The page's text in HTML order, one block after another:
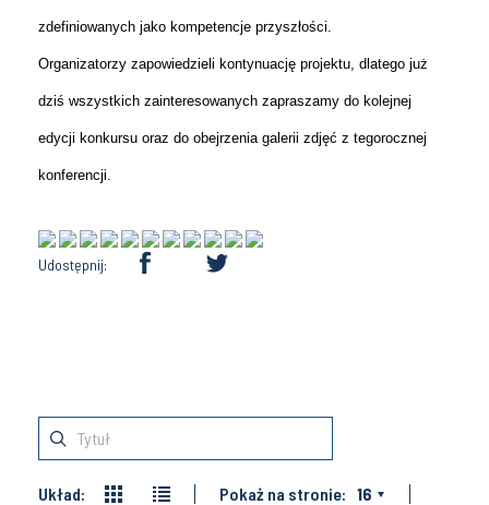
zdefiniowanych jako kompetencje przyszłości.
Organizatorzy zapowiedzieli kontynuację projektu, dlatego już
dziś wszystkich zainteresowanych zapraszamy do kolejnej
edycji konkursu oraz do obejrzenia galerii zdjęć z tegorocznej
konferencji.
Udostępnij:
Układ: Pokaż na stronie: 16